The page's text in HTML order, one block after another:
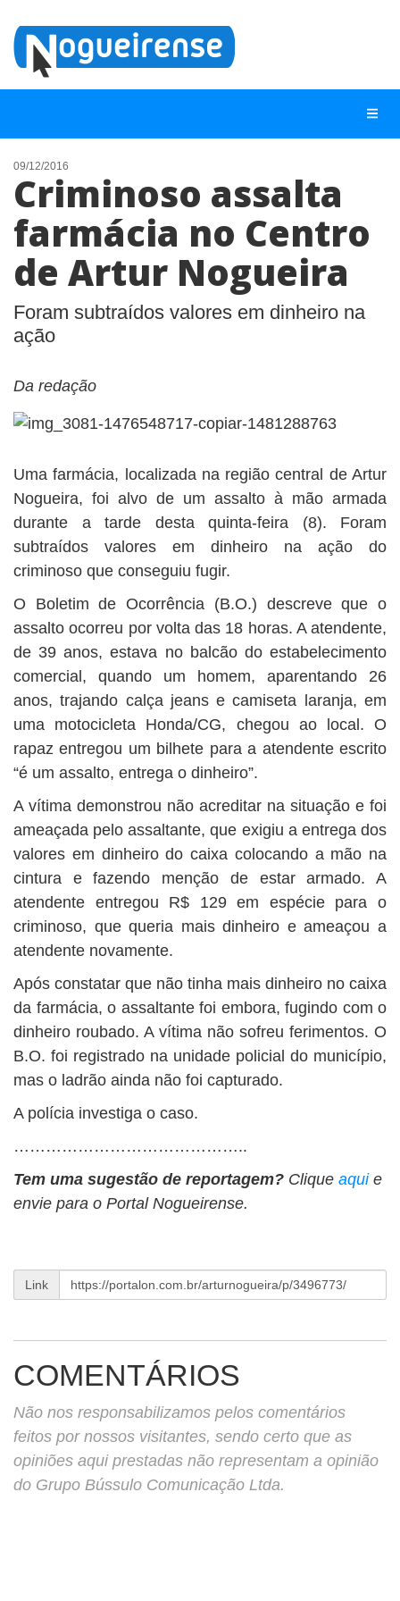
NOTÍCIAS
LISTA DIGITAL
TELEFONES ÚTEIS
CONTATO
09/12/2016
Criminoso assalta
farmácia no Centro
de Artur Nogueira
Foram subtraídos valores em dinheiro na
ação
Da redação
Uma farmácia, localizada na região central de Artur
Nogueira, foi alvo de um assalto à mão armada
durante a tarde desta quinta-feira (8). Foram
subtraídos valores em dinheiro na ação do
criminoso que conseguiu fugir.
O Boletim de Ocorrência (B.O.) descreve que o
assalto ocorreu por volta das 18 horas. A atendente,
de 39 anos, estava no balcão do estabelecimento
comercial, quando um homem, aparentando 26
anos, trajando calça jeans e camiseta laranja, em
uma motocicleta Honda/CG, chegou ao local. O
rapaz entregou um bilhete para a atendente escrito
“é um assalto, entrega o dinheiro”.
A vítima demonstrou não acreditar na situação e foi
ameaçada pelo assaltante, que exigiu a entrega dos
valores em dinheiro do caixa colocando a mão na
cintura e fazendo menção de estar armado. A
atendente entregou R$ 129 em espécie para o
criminoso, que queria mais dinheiro e ameaçou a
atendente novamente.
Após constatar que não tinha mais dinheiro no caixa
da farmácia, o assaltante foi embora, fugindo com o
dinheiro roubado. A vítima não sofreu ferimentos. O
B.O. foi registrado na unidade policial do município,
mas o ladrão ainda não foi capturado.
A polícia investiga o caso.
……………………………………..
Tem uma sugestão de reportagem? Clique aqui e
envie para o Portal Nogueirense.
Link
COMENTÁRIOS
Não nos responsabilizamos pelos comentários
feitos por nossos visitantes, sendo certo que as
opiniões aqui prestadas não representam a opinião
do Grupo Bússulo Comunicação Ltda.